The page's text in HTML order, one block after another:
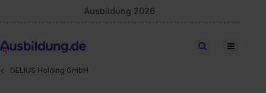
Ausbildung 2026
Stellen finden
DELIUS Holding GmbH